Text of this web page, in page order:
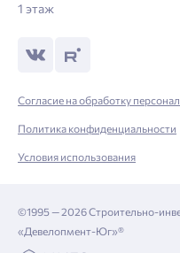
1 этаж
Согласие на обработку
Политика конфиденциальности
Условия использования
©1995 — 2026 Строительно-
«Девелопмент-Юг»®